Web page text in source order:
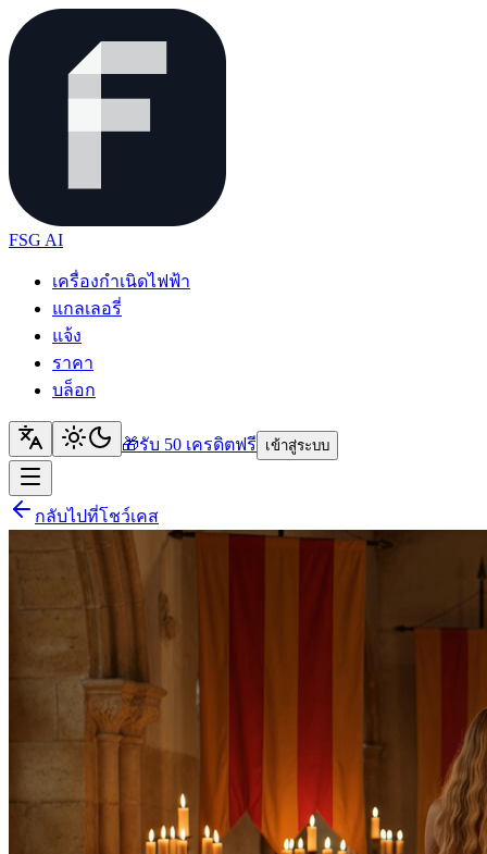
FSG AI
เครื่องกำเนิดไฟฟ้า
แกลเลอรี่
แจ้ง
ราคา
บล็อก
🎁รับ 50 เครดิตฟรี เข้าสู่ระบบ
กลับไปที่โชว์เคส